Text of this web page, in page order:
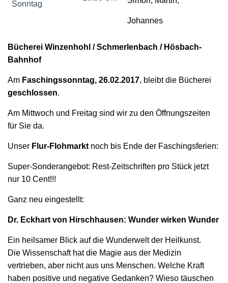
Sonntag
Johannes
Bücherei Winzenhohl / Schmerlenbach / Hösbach-
Bahnhof
Am Faschingssonntag, 26.02.2017, bleibt die Bücherei
geschlossen.
Am Mittwoch und Freitag sind wir zu den Öffnungszeiten
für Sie da.
Unser Flur-Flohmarkt noch bis Ende der Faschingsferien:
Super-Sonderangebot: Rest-Zeitschriften pro Stück jetzt
nur 10 Cent!!!
Ganz neu eingestellt:
Dr. Eckhart von Hirschhausen: Wunder wirken Wunder
Ein heilsamer Blick auf die Wunderwelt der Heilkunst.
Die Wissenschaft hat die Magie aus der Medizin
vertrieben, aber nicht aus uns Menschen. Welche Kraft
haben positive und negative Gedanken? Wieso täuschen